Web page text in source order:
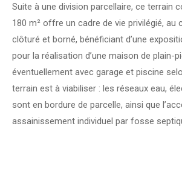
Suite à une division parcellaire, ce terrain
180 m² offre un cadre de vie privilégié, au
clôturé et borné, bénéficiant d’une
pour la réalisation d’une maison de plain-
éventuellement avec garage et piscine
terrain est à viabiliser : les réseaux eau,
sont en bordure de parcelle, ainsi que
assainissement individuel par fosse